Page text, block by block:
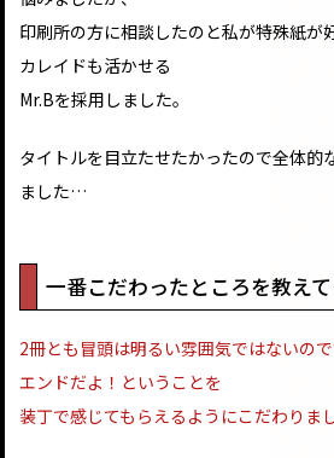
印刷所の方に相談したのと私が特殊紙が
カレイドも活かせる
Mr.Bを採用しました。
タイトルを目立たせたかったので全体的
ました…
一番こだわったところを教えて
2冊とも冒頭は明るい雰囲気ではないの
エンドだよ！ということを
装丁で感じてもらえるようにこだわりまし